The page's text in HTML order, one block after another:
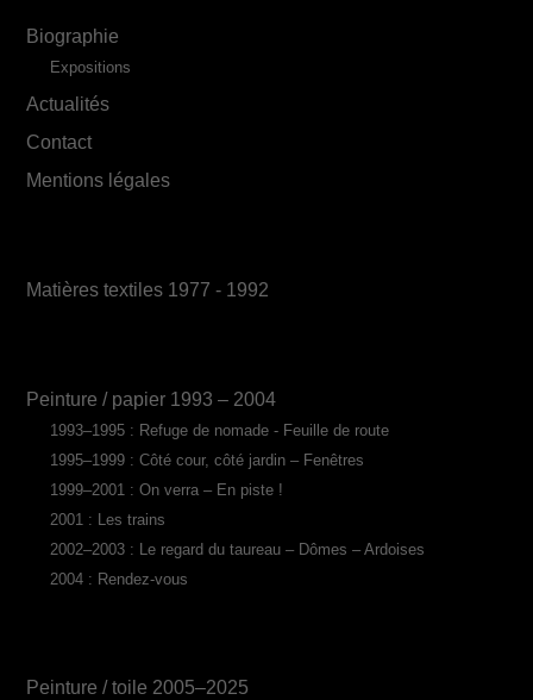
Biographie
Expositions
Actualités
Contact
Mentions légales
Matières textiles 1977 - 1992
Peinture / papier 1993 – 2004
1993–1995 : Refuge de nomade - Feuille de route
1995–1999 : Côté cour, côté jardin – Fenêtres
1999–2001 : On verra – En piste !
2001 : Les trains
2002–2003 : Le regard du taureau – Dômes – Ardoises
2004 : Rendez-vous
Peinture / toile 2005–2025